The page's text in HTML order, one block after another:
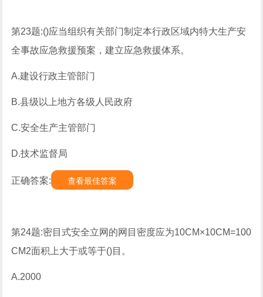
第23题:()应当组织有关部门制定本行政区域内特大生产安
全事故应急救援预案，建立应急救援体系。
A.建设行政主管部门
B.县级以上地方各级人民政府
C.安全生产主管部门
D.技术监督局
正确答案: 查看最佳答案
第24题:密目式安全立网的网目密度应为10CM×10CM=100
CM2面积上大于或等于()目。
A.2000